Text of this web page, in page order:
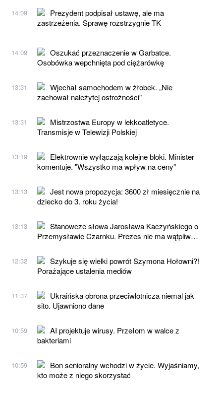
14:09
Prezydent podpisał ustawę, ale ma
zastrzeżenia. Sprawę rozstrzygnie TK
14:09
Oszukać przeznaczenie w Garbatce.
Osobówka wepchnięta pod ciężarówkę
13:31
Wjechał samochodem w żłobek. „Nie
zachował należytej ostrożności”
13:31
Mistrzostwa Europy w lekkoatletyce.
Transmisje w Telewizji Polskiej
13:19
Elektrownie wyłączają kolejne bloki. Minister
komentuje. "Wszystko ma wpływ na ceny"
13:13
Jest nowa propozycja: 3600 zł miesięcznie na
dziecko do 3. roku życia!
13:13
Stanowcze słowa Jarosława Kaczyńskiego o
Przemysławie Czarnku. Prezes nie ma wątpliw…
12:32
Szykuje się wielki powrót Szymona Hołowni?!
Porażające ustalenia mediów
11:37
Ukraińska obrona przeciwlotnicza niemal jak
sito. Ujawniono dane
10:59
AI projektuje wirusy. Przełom w walce z
bakteriami
10:59
Bon senioralny wchodzi w życie. Wyjaśniamy,
kto może z niego skorzystać